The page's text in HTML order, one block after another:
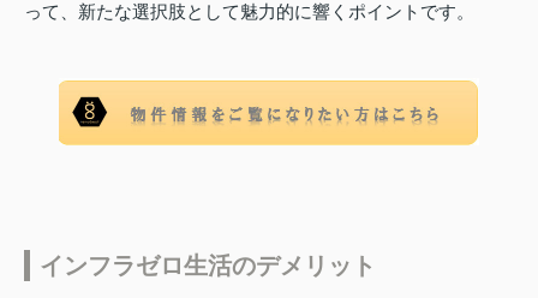
って、新たな選択肢として魅力的に響くポイントです。
インフラゼロ生活のデメリット